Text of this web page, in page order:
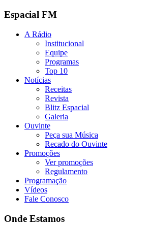
Espacial FM
A Rádio
Institucional
Equipe
Programas
Top 10
Notícias
Receitas
Revista
Blitz Espacial
Galeria
Ouvinte
Peça sua Música
Recado do Ouvinte
Promoções
Ver promoções
Regulamento
Programação
Vídeos
Fale Conosco
Onde Estamos